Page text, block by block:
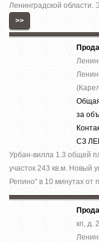
Ленинградской области.
>>
за
СЗ
Урбан-вилла 1.3 общей
участок 243 кв.м. Новый
Репино'' в 10 минутах от
кп, д.